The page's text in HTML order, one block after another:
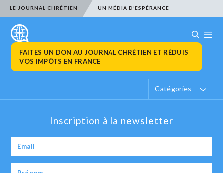
LE JOURNAL CHRÉTIEN UN MÉDIA D’ESPÉRANCE
FAITES UN DON AU JOURNAL CHRÉTIEN ET RÉDUIS
VOS IMPÔTS EN FRANCE
Catégories
Inscription à la newsletter